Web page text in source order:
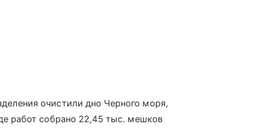
очистили дно Черного моря,
работ собрано 22,45 тыс. мешков